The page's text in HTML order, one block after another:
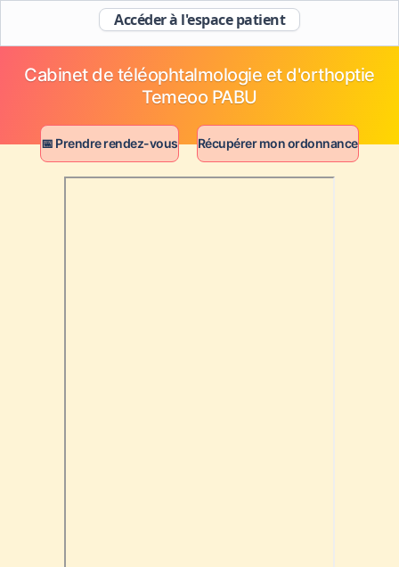
Accéder à l'espace patient
Cabinet de téléophtalmologie et d'orthoptie
Temeoo PABU
📅 Prendre rendez-vous Récupérer mon ordonnance